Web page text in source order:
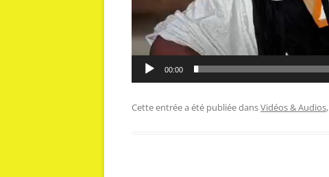
00:00
Cette entrée a été publiée dansVidéos & Audios,